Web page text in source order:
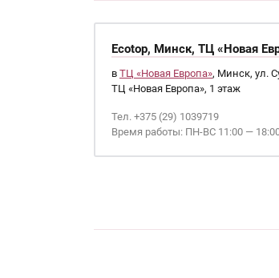
Ecotop, Минск, ТЦ «Новая
в ТЦ «Новая Европа», Минск, ул.
ТЦ «Новая Европа», 1 этаж
Тел. +375 (29) 1039719
Время работы: ПН-ВС 11:00 —